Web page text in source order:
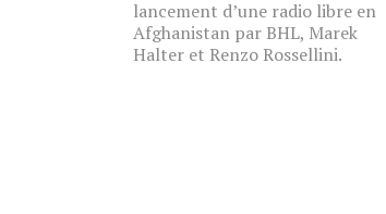
lancement d’une radio libre en
Afghanistan par BHL, Marek
Halter et Renzo Rossellini.